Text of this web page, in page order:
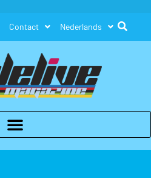
Contact Nederlands